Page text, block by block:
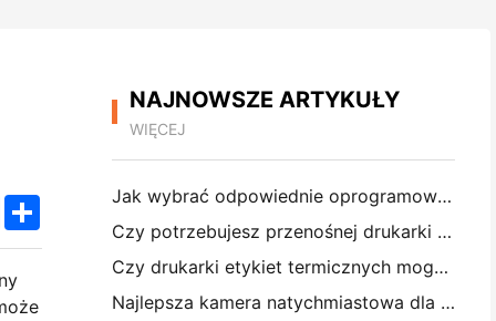
TwitterShare
NAJNOWSZE ARTYKUŁY
WIĘCEJ
Jak wybrać odpowiednie oprogramowanie restauracyjne dla małej lub średniej restauracji
Czy potrzebujesz przenośnej drukarki A4 do faktur magazynowych? Co naprawdę działa
Czy drukarki etykiet termicznych mogą tworzyć wodoodporne etykiety dla produktów małych firm?
Najlepsza kamera natychmiastowa dla początkujących, którzy nie chcą marnować papieru